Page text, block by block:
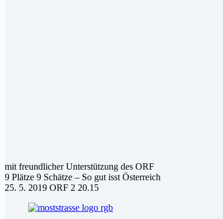
mit freundlicher Unterstützung des ORF
9 Plätze 9 Schätze – So gut isst Österreich
25. 5. 2019 ORF 2 20.15